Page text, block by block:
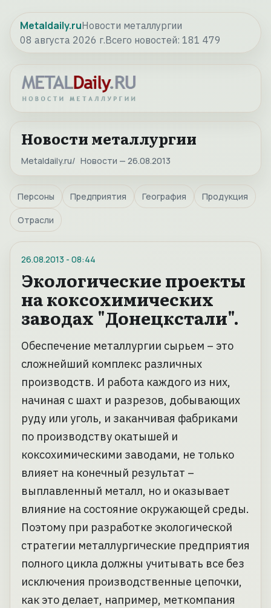
Metaldaily.ruНовости металлургии
08 августа 2026 г.Всего новостей: 181 479
Новости металлургии
Metaldaily.ru Новости — 26.08.2013
Персоны Предприятия География Продукция
Отрасли
26.08.2013 - 08:44
Экологические проекты
на коксохимических
заводах "Донецкстали".
Обеспечение металлургии сырьем – это
сложнейший комплекс различных
производств. И работа каждого из них,
начиная с шахт и разрезов, добывающих
руду или уголь, и заканчивая фабриками
по производству окатышей и
коксохимическими заводами, не только
влияет на конечный результат –
выплавленный металл, но и оказывает
влияние на состояние окружающей среды.
Поэтому при разработке экологической
стратегии металлургические предприятия
полного цикла должны учитывать все без
исключения производственные цепочки,
как это делает, например, меткомпания